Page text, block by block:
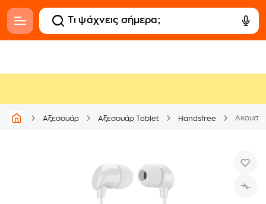
Αξεσουάρ Αξεσουάρ Tablet Handsfree